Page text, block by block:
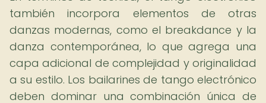
también incorpora elementos de otras
danzas modernas, como el breakdance y la
danza contemporánea, lo que agrega una
capa adicional de complejidad y originalidad
a su estilo. Los bailarines de tango electrónico
deben dominar una combinación única de